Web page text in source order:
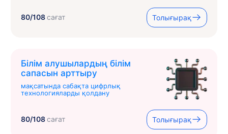
80/108сағат Толығырақ
Білім алушылардың білім
сапасын арттыру
мақсатында сабақта цифрлық
технологияларды қолдану
80/108сағат Толығырақ